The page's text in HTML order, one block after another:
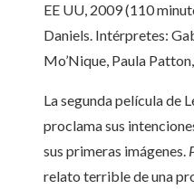
EE UU, 2009 (110
Daniels. Intérpretes:
Mo’Nique, Paula
La segunda película de
proclama sus
sus primeras imágenes.
relato terrible de una